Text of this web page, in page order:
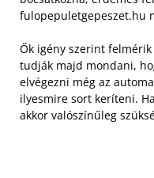
fulopepuletgepeszet.hu
Ők igény szerint
tudják majd mondani,
elvégezni még az
ilyesmire sort keríteni.
akkor valószínűleg